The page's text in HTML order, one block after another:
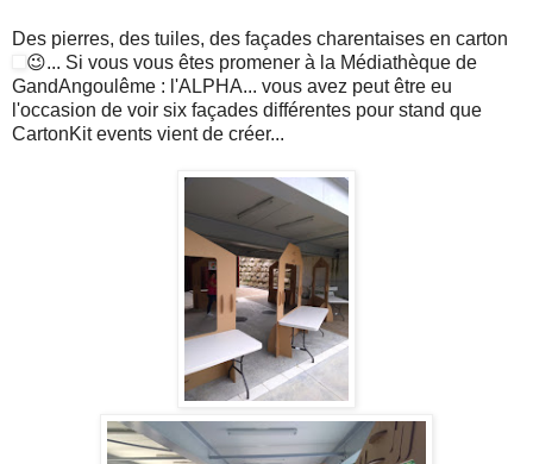
Des pierres, des tuiles, des façades charentaises en carton
😉... Si vous vous êtes promener à la Médiathèque de
GandAngoulême : l'ALPHA... vous avez peut être eu
l'occasion de voir six façades différentes pour stand que
CartonKit events vient de créer...